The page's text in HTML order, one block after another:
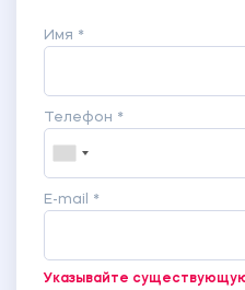
Имя *
Телефон *
E-mail *
Указывайте